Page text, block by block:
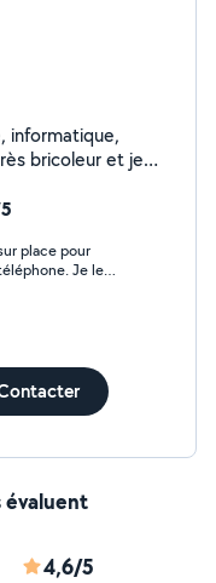
informatique,
bricoleur et je
place pour
Je le
évaluent
4,6/5